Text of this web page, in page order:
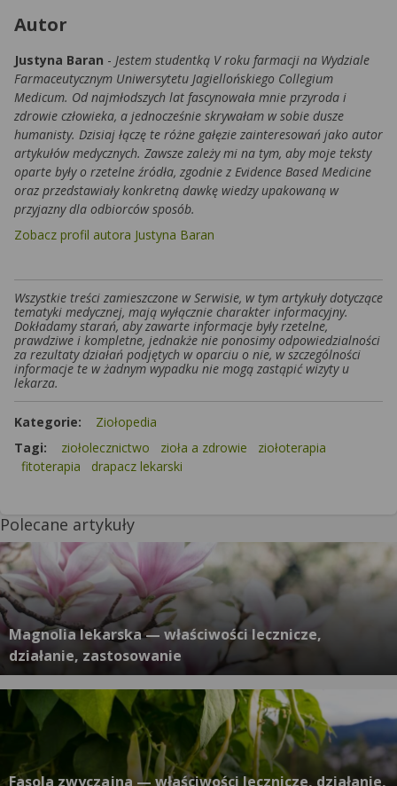
Autor
Justyna Baran - Jestem studentką V roku farmacji na Wydziale
Farmaceutycznym Uniwersytetu Jagiellońskiego Collegium
Medicum. Od najmłodszych lat fascynowała mnie przyroda i
zdrowie człowieka, a jednocześnie skrywałam w sobie dusze
humanisty. Dzisiaj łączę te różne gałęzie zainteresowań jako autor
artykułów medycznych. Zawsze zależy mi na tym, aby moje teksty
oparte były o rzetelne źródła, zgodnie z Evidence Based Medicine
oraz przedstawiały konkretną dawkę wiedzy upakowaną w
przyjazny dla odbiorców sposób.
Zobacz profil autora Justyna Baran
Wszystkie treści zamieszczone w Serwisie, w tym artykuły dotyczące
tematyki medycznej, mają wyłącznie charakter informacyjny.
Dokładamy starań, aby zawarte informacje były rzetelne,
prawdziwe i kompletne, jednakże nie ponosimy odpowiedzialności
za rezultaty działań podjętych w oparciu o nie, w szczególności
informacje te w żadnym wypadku nie mogą zastąpić wizyty u
lekarza.
Kategorie:
Ziołopedia
Tagi:
ziołolecznictwo zioła a zdrowie
ziołoterapia
fitoterapia
drapacz lekarski
Polecane artykuły
Magnolia lekarska — właściwości lecznicze,
działanie, zastosowanie
Fasola zwyczajna — właściwości lecznicze, działanie,